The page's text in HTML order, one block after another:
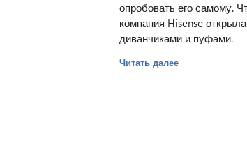
опробовать его самому.
компания Hisense
диванчиками и пуфами.
Читать далее